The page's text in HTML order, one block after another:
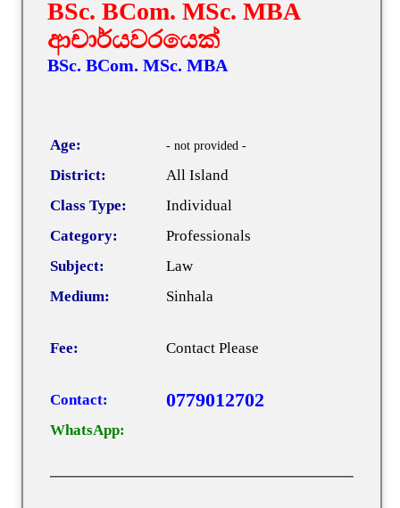
BSc. BCom. MSc. MBA
ආචාර්යවරයෙක්
BSc. BCom. MSc. MBA
Age: - not provided -
District:
All Island
Class Type:
Individual
Category:
Professionals
Subject:
Law
Medium:
Sinhala
Fee: Contact Please
Contact: 0779012702
WhatsApp: